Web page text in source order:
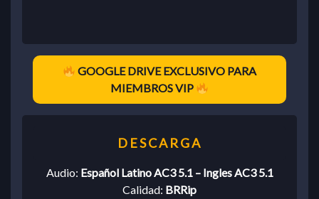
GOOGLE DRIVE EXCLUSIVO PARA
MIEMBROS VIP
Audio: Español Latino AC3 5.1 – Ingles AC3 5.1
Calidad: BRRip